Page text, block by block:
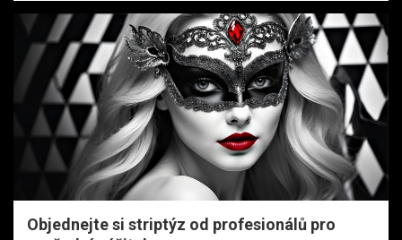
Objednejte si striptýz od profesionálů pro